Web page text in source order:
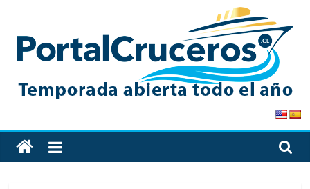
content
PortalCruceros
Toda
la